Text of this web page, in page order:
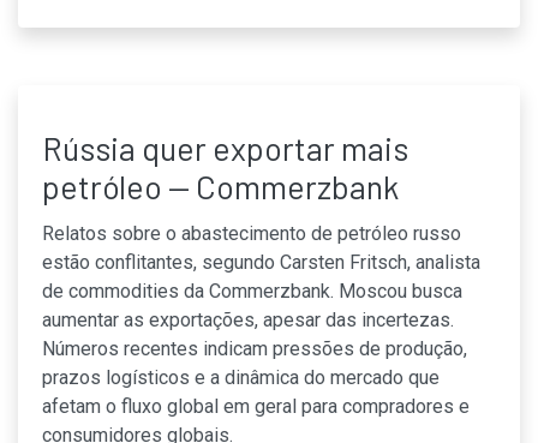
Rússia quer exportar mais
petróleo — Commerzbank
Relatos sobre o abastecimento de petróleo russo
estão conflitantes, segundo Carsten Fritsch, analista
de commodities da Commerzbank. Moscou busca
aumentar as exportações, apesar das incertezas.
Números recentes indicam pressões de produção,
prazos logísticos e a dinâmica do mercado que
afetam o fluxo global em geral para compradores e
consumidores globais.